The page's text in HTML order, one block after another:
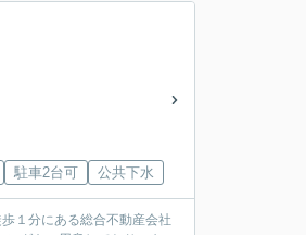
駐車2台可 公共下水
１分にある総合不動産会社